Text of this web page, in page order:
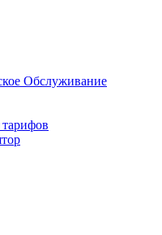
Обслуживание